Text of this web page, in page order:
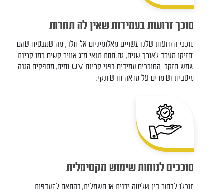
סוכך זרועות בעמידות שאין לה תחרות
סוככי הזרועות שלנו עשויים מאלומיניום אל חלד, מה שמבטיח שהם
יחזיקו מעמד לאורך שנים, גם תחת תנאי מזג אוויר קשים כמו קרינת
שמש חזקה. הסוככים עמידים בפני קרינת UV ומים, מספקים הגנה
מיטבית ושומרים על מראה חדש ונקי.
סוככים לנוחות שימוש מקסימלית
תוכלו לבחור בין שליטה ידנית או חשמלית, בהתאם להעדפות